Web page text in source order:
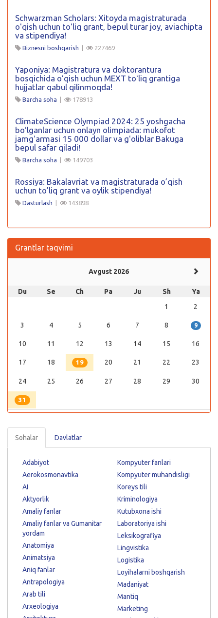
Schwarzman Scholars: Xitoyda magistraturada
oʻqish uchun toʻliq grant, bepul turar joy, aviachipta
va stipendiya!
Biznesni boshqarish | 227469
Yaponiya: Magistratura va doktorantura
bosqichida oʻqish uchun MEXT toʻliq grantiga
hujjatlar qabul qilinmoqda!
Barcha soha | 178913
ClimateScience Olympiad 2024: 25 yoshgacha
boʻlganlar uchun onlayn olimpiada: mukofot
jamgʻarmasi 15 000 dollar va gʻoliblar Bakuga
bepul safar qiladi!
Barcha soha | 149703
Rossiya: Bakalavriat va magistraturada o’qish
uchun to’liq grant va oylik stipendiya!
Dasturlash | 143898
Grantlar taqvimi
Avgust 2026
Du Se Ch Pa Ju Sh
Ya
1
2
3 4 5 6 7 8 9
10 11 12 13 14 15 16
17 18 19 20 21 22 23
24 25 26 27 28 29 30
31
Sohalar Davlatlar
Adabiyot
Aerokosmonavtika
AI
Aktyorlik
Amaliy fanlar
Amaliy fanlar va Gumanitar
yordam
Anatomiya
Animatsiya
Aniq fanlar
Antrapologiya
Arab tili
Arxeologiya
Kompyuter fanlari
Kompyuter muhandisligi
Koreys tili
Kriminologiya
Kutubxona ishi
Laboratoriya ishi
Leksikografiya
Lingvistika
Logistika
Loyihalarni boshqarish
Madaniyat
Mantiq
Marketing